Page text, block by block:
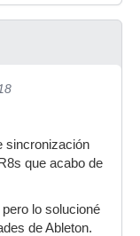
sincronización
que acabo de
lo solucioné
de Ableton.